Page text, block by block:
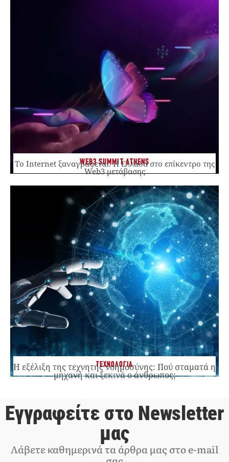
WEB3 SUMMIT ATHENS
Το Internet ξαναγράφεται. Η Ελλάδα στο επίκεντρο της
Web3 μετάβασης
ΤΕΧΝΟΛΟΓΙΑ
Η εξέλιξη της τεχνητής νοημοσύνης: Πού σταματά η
μηχανή και ξεκινά ο άνθρωπος;
Εγγραφείτε στο Newsletter
μας
Λάβετε καθημερινά τα άρθρα μας στο e-mail